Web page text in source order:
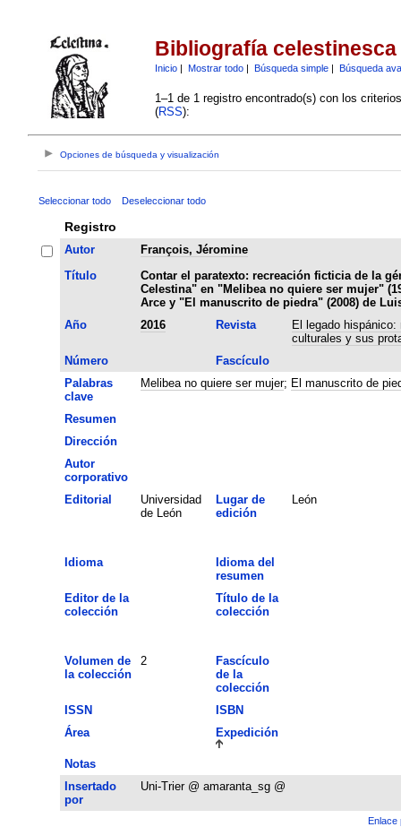
Bibliografía celestinesca
Inicio| Mostrar todo| Búsqueda simple| Búsqueda
1–1 de 1 registro encontrado(s) con los
(RSS):
Opciones de búsqueda y visualización
Seleccionar todo Deseleccionar todo
Registro
Autor
François, Jéromine
Título
Contar el paratexto: recreación ficticia de la
Celestina" en "Melibea no quiere ser mujer"
Arce y "El manuscrito de piedra" (2008) de
Año
2016 Revista
El legado
culturales y sus
Número
Fascículo
Palabras
clave
Melibea no quiere ser mujer; El manuscrito de
Resumen
Dirección
Autor
corporativo
Editorial
Universidad
de León
Lugar de
edición
León
Idioma
Idioma del
resumen
Editor de la
colección
Título de la
colección
Volumen de
la colección
2
Fascículo
de la
colección
ISSN
ISBN
Área
Expedición
Notas
Insertado
por
Uni-Trier @ amaranta_sg @
Enlace